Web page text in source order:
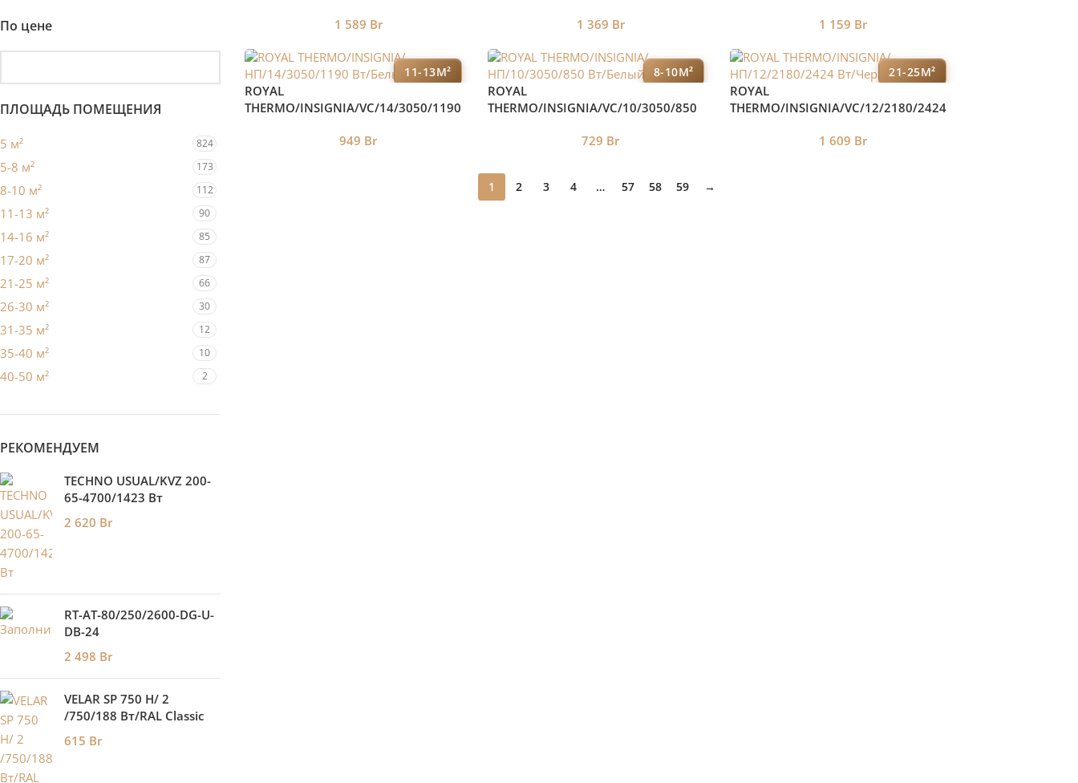
По цене
ПЛОЩАДЬ ПОМЕЩЕНИЯ
5 м² 824
5-8 м² 173
8-10 м² 112
11-13 м² 90
14-16 м² 85
17-20 м² 87
21-25 м² 66
26-30 м² 30
31-35 м² 12
35-40 м² 10
40-50 м² 2
РЕКОМЕНДУЕМ
TECHNO USUAL/KVZ 200-
65-4700/1423 Вт
2 620 Br
RT-AT-80/250/2600-DG-U-
DB-24
2 498 Br
VELAR SP 750 H/ 2
/750/188 Вт/RAL Classic
615 Br
1 589 Br
1 369 Br
1 159 Br
11-13М²
ROYAL
THERMO/INSIGNIA/VC/14/3050/1190
949 Br
8-10М²
ROYAL
THERMO/INSIGNIA/VC/10/3050/850
729 Br
21-25М²
ROYAL
THERMO/INSIGNIA/VC/12/2180/2424
1 609 Br
1 2 3 4 … 57 58 59 →